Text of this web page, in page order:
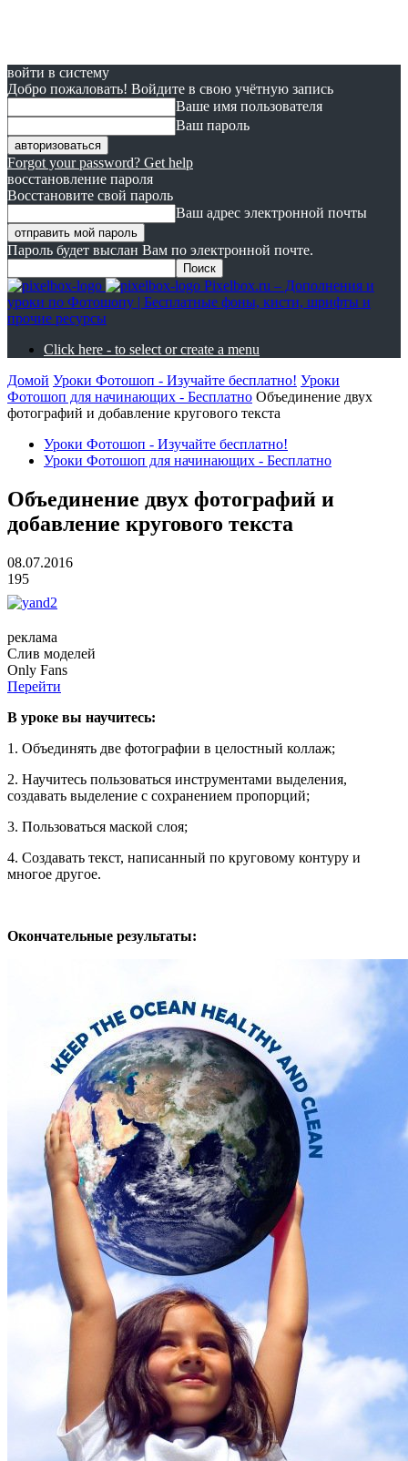
войти в систему
Добро пожаловать! Войдите в свою учётную запись
Ваше имя пользователя
Ваш пароль
Forgot your password? Get help
восстановление пароля
Восстановите свой пароль
Ваш адрес электронной почты
Пароль будет выслан Вам по электронной почте.
Pixelbox.ru – Дополнения и
уроки по Фотошопу | Бесплатные фоны, кисти, шрифты и
прочие ресурсы
Click here - to select or create a menu
Домой Уроки Фотошоп - Изучайте бесплатно! Уроки
Фотошоп для начинающих - Бесплатно Объединение двух
фотографий и добавление кругового текста
Уроки Фотошоп - Изучайте бесплатно!
Уроки Фотошоп для начинающих - Бесплатно
Объединение двух фотографий и
добавление кругового текста
08.07.2016
195
реклама
Слив моделей
Only Fans
Перейти
В уроке вы научитесь:
1. Объединять две фотографии в целостный коллаж;
2. Научитесь пользоваться инструментами выделения,
создавать выделение с сохранением пропорций;
3. Пользоваться маской слоя;
4. Создавать текст, написанный по круговому контуру и
многое другое.
Окончательные результаты: